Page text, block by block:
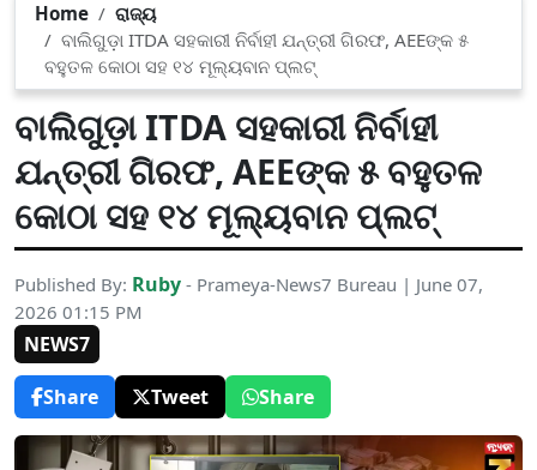
Home
ରାଜ୍ୟ
ବାଲିଗୁଡ଼ା ITDA ସହକାରୀ ନିର୍ବାହୀ ଯନ୍ତ୍ରୀ ଗିରଫ, AEEଙ୍କ ୫
ବହୁତଳ କୋଠା ସହ ୧୪ ମୂଲ୍ୟବାନ ପ୍ଲଟ୍
ବାଲିଗୁଡ଼ା ITDA ସହକାରୀ ନିର୍ବାହୀ
ଯନ୍ତ୍ରୀ ଗିରଫ, AEEଙ୍କ ୫ ବହୁତଳ
କୋଠା ସହ ୧୪ ମୂଲ୍ୟବାନ ପ୍ଲଟ୍
Published By: Ruby - Prameya-News7 Bureau | June 07,
2026 01:15 PM
NEWS7
Share
Tweet Share